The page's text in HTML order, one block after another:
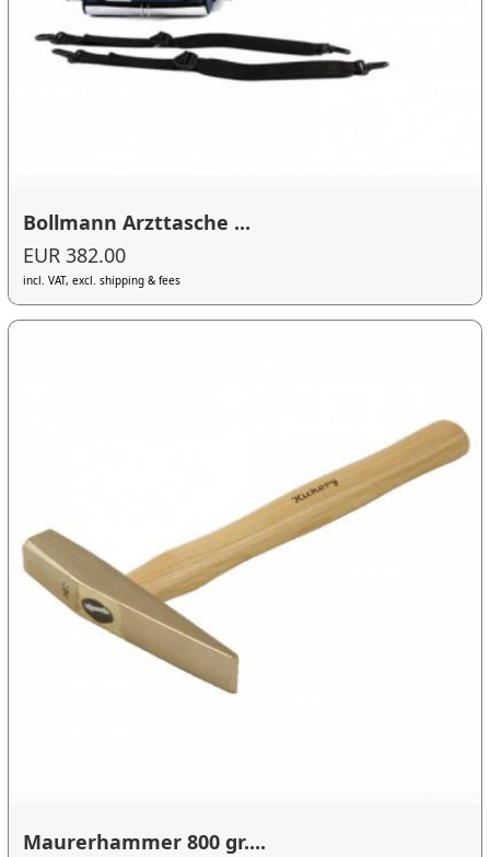
Bollmann Arzttasche ...
EUR 382.00
incl. VAT, excl. shipping & fees
Maurerhammer 800 gr....